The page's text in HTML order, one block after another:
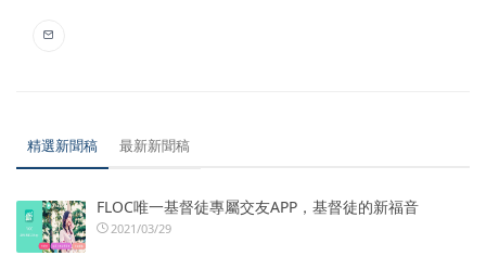
精選新聞稿 最新新聞稿
FLOC唯一基督徒專屬交友APP，基督徒的新福音
2021/03/29